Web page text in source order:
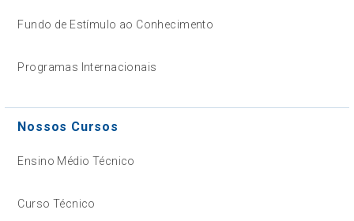
Fundo de Estímulo ao Conhecimento
Programas Internacionais
Nossos Cursos
Ensino Médio Técnico
Curso Técnico